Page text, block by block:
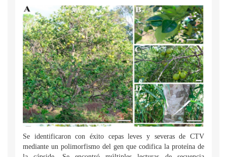
Se identificaron con éxito cepas leves y severas de CTV
mediante un polimorfismo del gen que codifica la proteína de